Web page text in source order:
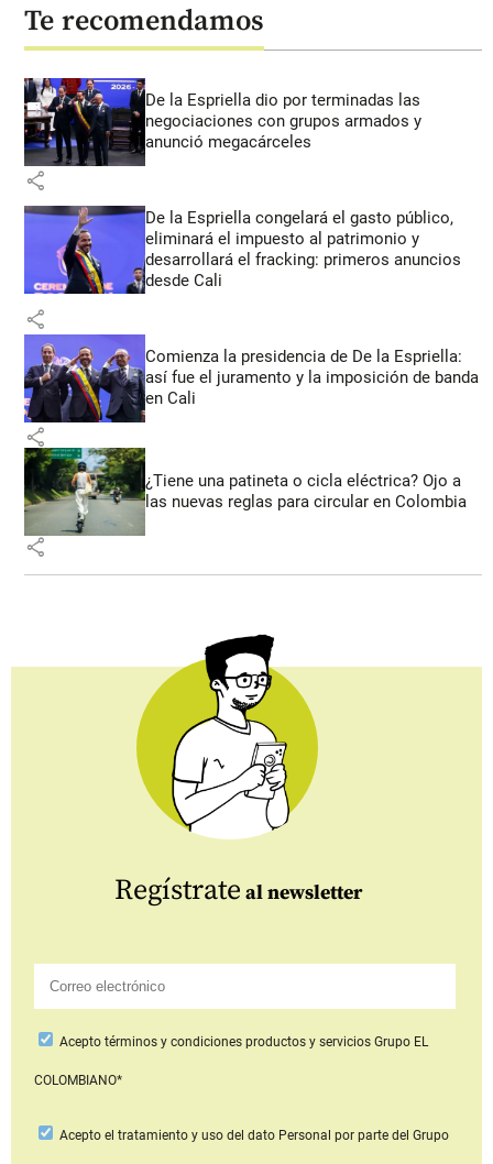
Te recomendamos
De la Espriella dio por terminadas las
negociaciones con grupos armados y
anunció megacárceles
share
De la Espriella congelará el gasto público,
eliminará el impuesto al patrimonio y
desarrollará el fracking: primeros anuncios
desde Cali
share
Comienza la presidencia de De la Espriella:
así fue el juramento y la imposición de banda
en Cali
share
¿Tiene una patineta o cicla eléctrica? Ojo a
las nuevas reglas para circular en Colombia
share
Regístrate al newsletter
Aceptotérminos y condiciones productos y serviciosGrupo EL
COLOMBIANO*
Acepto el tratamiento y uso del dato Personal por parte del Grupo